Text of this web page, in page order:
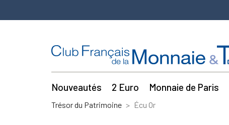
Nouveautés 2 Euro Monnaie de Paris
Trésor du Patrimoine Écu Or